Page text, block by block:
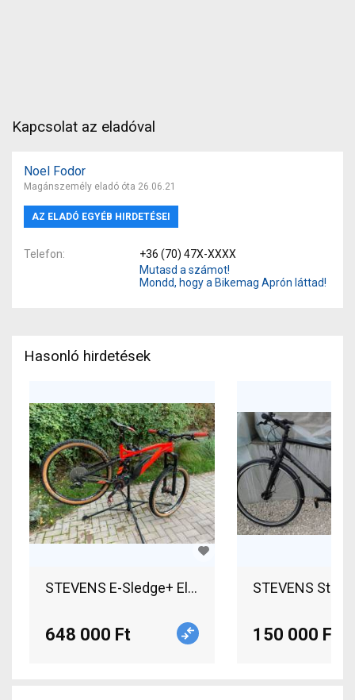
Kapcsolat az eladóval
Noel Fodor
Magánszemély eladó óta 26.06.21
AZ ELADÓ EGYÉB HIRDETÉSEI
Telefon
+36 (70) 47X-XXXX
Mutasd a számot!
Mondd, hogy a Bikemag Aprón láttad!
Hasonló hirdetések
STEVENS E-Sledge+ Elektromos Mountain Bike
648 000 Ft
STEVENS
150 000 Ft